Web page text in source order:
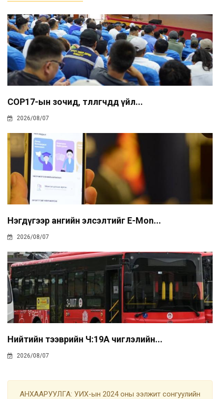
COP17-ын зочид, төлөөлөгчдөд үйл...
2026/08/07
Нэгдүгээр ангийн элсэлтийг E-Mon...
2026/08/07
Нийтийн тээврийн Ч:19А чиглэлийн...
2026/08/07
АНХААРУУЛГА: УИХ-ын 2024 оны ээлжит сонгуулийн